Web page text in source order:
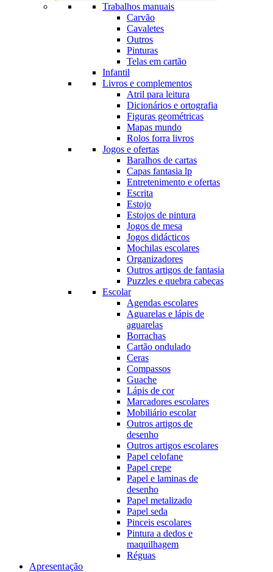
Trabalhos manuais
Carvão
Cavaletes
Outros
Pinturas
Telas em cartão
Infantil
Livros e complementos
Atril para leitura
Dicionários e ortografia
Figuras geométricas
Mapas mundo
Rolos forra livros
Jogos e ofertas
Baralhos de cartas
Capas fantasia lp
Entretenimento e ofertas
Escrita
Estojo
Estojos de pintura
Jogos de mesa
Jogos didácticos
Mochilas escolares
Organizadores
Outros artigos de fantasia
Puzzles e quebra cabeças
Escolar
Agendas escolares
Aguarelas e lápis de
aguarelas
Borrachas
Cartão ondulado
Ceras
Compassos
Guache
Lápis de cor
Marcadores escolares
Mobiliário escolar
Outros artigos de
desenho
Outros artigos escolares
Papel celofane
Papel crepe
Papel e laminas de
desenho
Papel metalizado
Papel seda
Pinceis escolares
Pintura a dedos e
maquilhagem
Réguas
Apresentação